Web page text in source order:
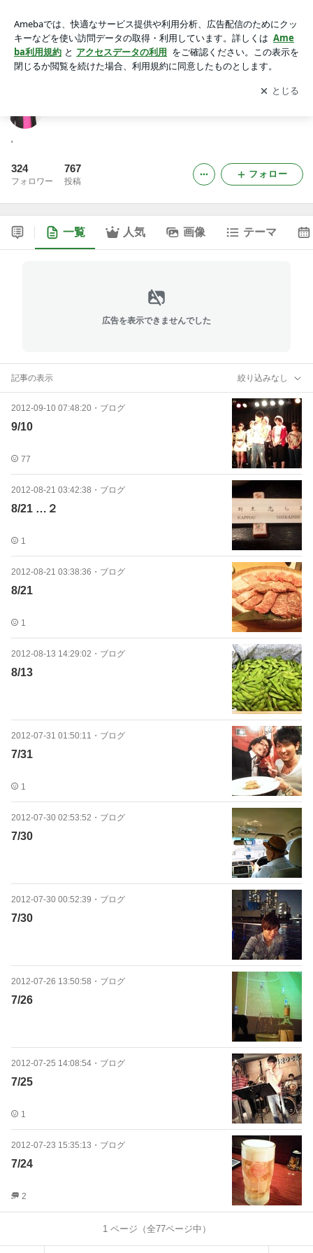
アプリをダウンロードして ブログの更新通知
を受け取りまし
ょう。
開く
'
324
フォロワー
767
投稿
フォロー
一覧 人気 画像 テーマ
広告を表示できませんでした
記事の表示 絞り込みなし
2012-09-10 07:48:20 ・ ブログ
9/10
77
2012-08-21 03:42:38 ・ ブログ
8/21 …２
1
2012-08-21 03:38:36 ・ ブログ
8/21
1
2012-08-13 14:29:02 ・ ブログ
8/13
2012-07-31 01:50:11 ・ ブログ
7/31
1
2012-07-30 02:53:52 ・ ブログ
7/30
2012-07-30 00:52:39 ・ ブログ
7/30
2012-07-26 13:50:58 ・ ブログ
7/26
2012-07-25 14:08:54 ・ ブログ
7/25
1
2012-07-23 15:35:13 ・ ブログ
7/24
2
1ページ（全77ページ中）